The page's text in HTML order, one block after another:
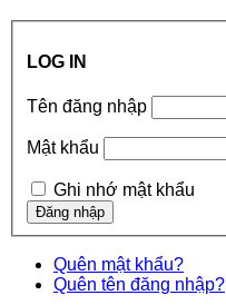
LOG IN
Tên đăng nhập
Mật khẩu
Ghi nhớ mật khẩu
Quên mật khẩu?
Quên tên đăng nhập?